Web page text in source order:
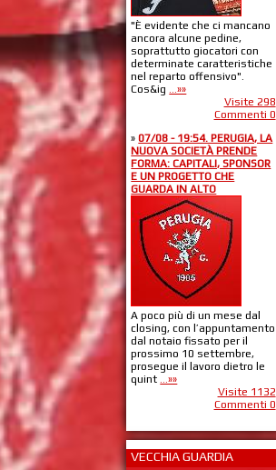
"È evidente che ci mancano
ancora alcune pedine,
soprattutto giocatori con
determinate caratteristiche
nel reparto offensivo".
Cos&ig
...»»
Visite 298
Commenti 0
»07/08 - 19:54. PERUGIA, LA
NUOVA SOCIETÀ PRENDE
FORMA: CAPITALI, SPONSOR
E UN PROGETTO CHE
GUARDA IN ALTO
A poco più di un mese dal
closing, con l’appuntamento
dal notaio fissato per il
prossimo 10 settembre,
prosegue il lavoro dietro le
quint
...»»
Visite 1132
Commenti 0
VECCHIA GUARDIA